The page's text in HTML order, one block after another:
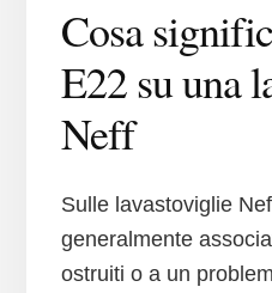
Cosa
E22 su una
Neff
Sulle lavastoviglie
generalmente
ostruiti o a un